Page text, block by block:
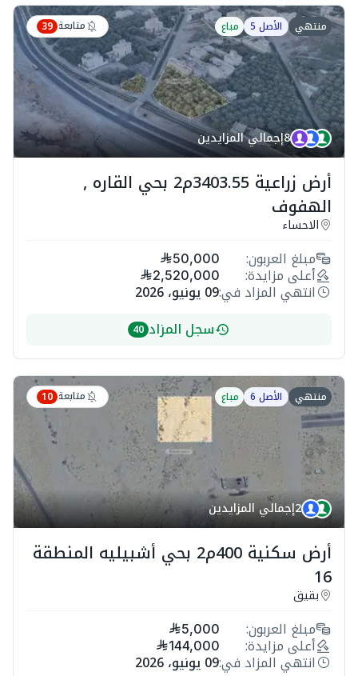
منتهي الأصل 5 مباع متابعة 39
8إجمالي المزايدين
أرض زراعية 3403.55م2 بحي القاره ,
الهفوف
الاحساء
مبلغ العربون: 50,000
أعلى مزايدة: 2,520,000
انتهي المزاد في:09 يونيو، 2026
سجل المزاد 40
منتهي الأصل 6 مباع متابعة 10
2إجمالي المزايدين
أرض سكنية 400م2 بحي أشبيليه المنطقة
16
بقيق
مبلغ العربون: 5,000
أعلى مزايدة: 144,000
انتهي المزاد في:09 يونيو، 2026